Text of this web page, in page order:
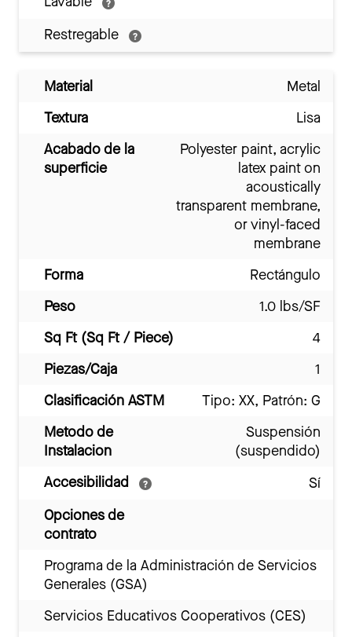
Restregable
Material
Metal
Textura
Lisa
Acabado de la
superficie
Polyester paint, acrylic
latex paint on
acoustically
transparent membrane,
or vinyl-faced
membrane
Forma
Rectángulo
Peso
1.0 lbs/SF
Sq Ft (Sq Ft / Piece)
4
Piezas/Caja
1
Clasificación ASTM
Tipo: XX, Patrón: G
Metodo de
Instalacion
Suspensión
(suspendido)
Accesibilidad
Sí
Opciones de
contrato
Programa de la Administración de Servicios
Generales (GSA)
Servicios Educativos Cooperativos (CES)